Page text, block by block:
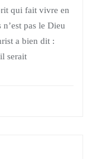
qui fait vivre en
pas le Dieu
a bien dit :
serait